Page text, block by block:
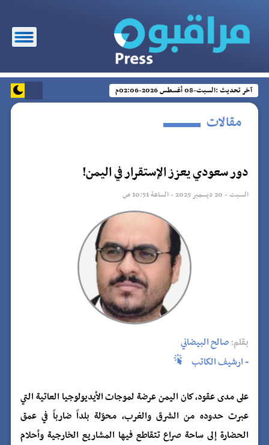
آخر تحديث :السبت-08 أغسطس 2026-02:06م
مقالات
دور سعودي يعزز الإستقرار في اليمن!
السبت - 20 ديسمبر 2025 - الساعة 10:51 ص
بقلم:صالح البيضاني
- ارشيف الكاتب
على مدى عقود، كان اليمن عرضة لموجات الأيديولوجيا العاتية التي
عبرت حدوده من الشرق والغرب، محوّلة بلداً ضارباً في عمق
الحضارة إلى ساحة صراع تتقاطع فيها المشاريع الخارجية وأحلام